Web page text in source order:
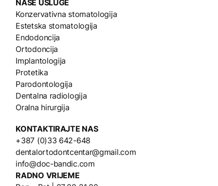
NAŠE USLUGE
Konzervativna stomatologija
Estetska stomatologija
Endodoncija
Ortodoncija
Implantologija
Protetika
Parodontologija
Dentalna radiologija
Oralna hirurgija
KONTAKTIRAJTE NAS
+387 (0)33 642-648
dentalortodontcentar@gmail.com
info@doc-bandic.com
RADNO VRIJEME